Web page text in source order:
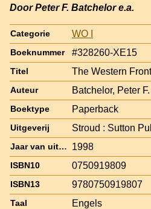
Door Peter F. Batchelor e.a.
Categorie WO I
Boeknummer #328260-XE15
Titel The Western
Auteur Batchelor, Peter
Boektype Paperback
Uitgeverij Stroud : Sutton
Jaar van uitgave 1998
ISBN10 0750919809
ISBN13 9780750919807
Taal Engels